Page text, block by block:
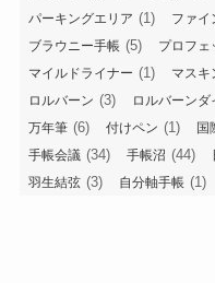
パーキングエリア (1) ファイ
ブラウニー手帳 (5) プロフェ
マイルドライナー (1) マスキ
ロルバーン (3) ロルバーンダ
万年筆 (6) 付けペン (1) 国
手帳会議 (34) 手帳沼 (44)
羽生結弦 (3) 自分軸手帳 (1)